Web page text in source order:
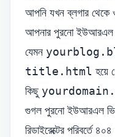
আপনি যখন ব্লগার থেকে
আপনার পুরনো ইউআরএল
যেমন
title.html হয়ে
কিছু
গুগল পুরনো ইউআরএল
রিডাইরেক্টের পরিবর্তে